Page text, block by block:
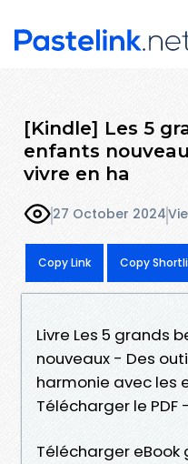
[Kindle] Les 5
enfants
vivre en ha
27 October 2024
Copy Link Copy
Livre Les 5 grands
nouveaux - Des
harmonie avec les
Télécharger le PDF
Télécharger